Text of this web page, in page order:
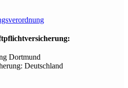
Dortmund
Deutschland